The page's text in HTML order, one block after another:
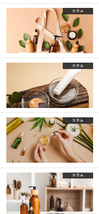
コラム
コラム
コラム
コラム